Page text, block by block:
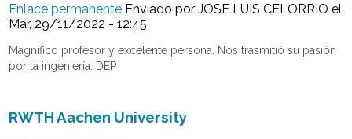
Enlace permanente Enviado porJOSE LUIS CELORRIOel
Mar, 29/11/2022 - 12:45
Magnífico profesor y excelente persona. Nos trasmitió su pasión
por la ingeniería. DEP
RWTH Aachen University